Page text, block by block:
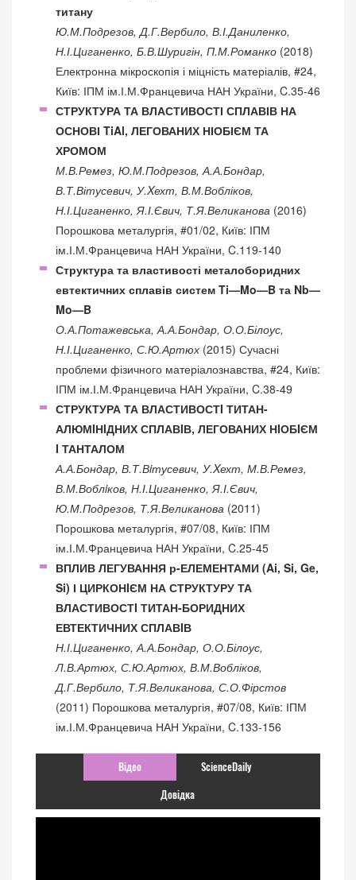
титану
Ю.М.Подрезов, Д.Г.Вербило, В.І.Даниленко,
Н.І.Циганенко, Б.В.Шуригін, П.М.Романко (2018)
Електронна мікроскопія і міцність матеріалів, #24,
Київ: ІПМ ім.І.М.Францевича НАН України, C.35-46
СТРУКТУРА ТА ВЛАСТИВОСТІ СПЛАВІВ НА
ОСНОВІ TiAl, ЛЕГОВАНИХ НІОБІЄМ ТА
ХРОМОМ
М.В.Ремез, Ю.М.Подрезов, А.А.Бондар,
В.Т.Вітусевич, У.Xехт, В.М.Вобліков,
Н.І.Циганенко, Я.І.Євич, Т.Я.Великанова (2016)
Порошкова металургія, #01/02, Київ: ІПМ
ім.І.М.Францевича НАН України, C.119-140
Структура та властивості металоборидних
евтектичних сплавів систем Ti—Mo—B та Nb—
Mo—B
О.А.Потажевська, А.А.Бондар, О.О.Білоус,
Н.І.Циганенко, С.Ю.Артюх (2015) Сучасні
проблеми фізичного матеріалознавства, #24, Київ:
ІПМ ім.І.М.Францевича НАН України, C.38-49
СТРУКТУРА ТА ВЛАСТИВОСТI ТИТАН-
АЛЮМIНIДНИХ СПЛАВIВ, ЛЕГОВАНИХ НIОБIЄМ
I ТАНТАЛОМ
А.А.Бондар, В.Т.Вiтусевич, У.Xехт, М.В.Ремез,
В.М.Воблiков, Н.І.Циганенко, Я.І.Євич,
Ю.М.Подрезов, Т.Я.Великанова (2011)
Порошкова металургія, #07/08, Київ: ІПМ
ім.І.М.Францевича НАН України, C.25-45
ВПЛИВ ЛЕГУВАННЯ р-ЕЛЕМЕНТАМИ (Ai, Si, Ge,
Si) І ЦИРКОНIЄМ НА СТРУКТУРУ ТА
ВЛАСТИВОСТI ТИТАН-БОРИДНИХ
ЕВТЕКТИЧНИХ СПЛАВIВ
Н.І.Циганенко, А.А.Бондар, О.О.Білоус,
Л.В.Артюх, С.Ю.Артюх, В.М.Вобліков,
Д.Г.Вербило, Т.Я.Великанова, С.О.Фірстов
(2011) Порошкова металургія, #07/08, Київ: ІПМ
ім.І.М.Францевича НАН України, C.133-156
Відео ScienceDaily
Довідка